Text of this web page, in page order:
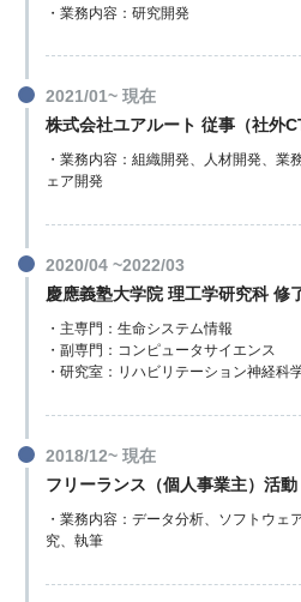
・業務内容：研究開発
2021/01~ 現在
株式会社ユアルート 従事（社外
・業務内容：組織開発、人材開発、業
ェア開発
2020/04 ~2022/03
慶應義塾大学院 理工学研究科 修
・主専門：生命システム情報
・副専門：コンピュータサイエンス
・研究室：リハビリテーション神経科
2018/12~ 現在
フリーランス（個人事業主）活動
・業務内容：データ分析、ソフトウェ
究、執筆